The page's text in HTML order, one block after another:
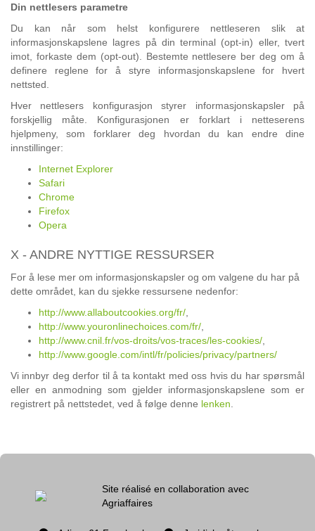
Din nettlesers parametre
Du kan når som helst konfigurere nettleseren slik at
informasjonskapslene lagres på din terminal (opt-in) eller, tvert
imot, forkaste dem (opt-out). Bestemte nettlesere ber deg om å
definere reglene for å styre informasjonskapslene for hvert
nettsted.
Hver nettlesers konfigurasjon styrer informasjonskapsler på
forskjellig måte. Konfigurasjonen er forklart i netteserens
hjelpmeny, som forklarer deg hvordan du kan endre dine
innstillinger:
Internet Explorer
Safari
Chrome
Firefox
Opera
X - ANDRE NYTTIGE RESSURSER
For å lese mer om informasjonskapsler og om valgene du har på
dette området, kan du sjekke ressursene nedenfor:
http://www.allaboutcookies.org/fr/
http://www.youronlinechoices.com/fr/
http://www.cnil.fr/vos-droits/vos-traces/les-cookies/
http://www.google.com/intl/fr/policies/privacy/partners/
Vi innbyr deg derfor til å ta kontakt med oss hvis du har spørsmål
eller en anmodning som gjelder informasjonskapslene som er
registrert på nettstedet, ved å følge denne lenken
Site réalisé en collaboration avec
Agriaffaires